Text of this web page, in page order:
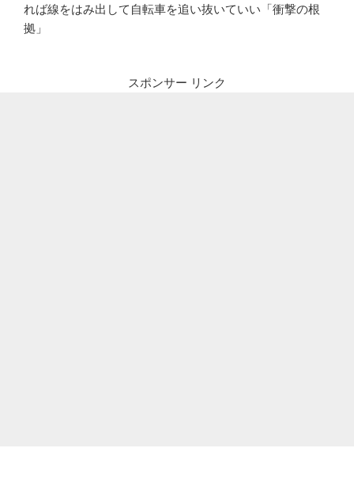
れば線をはみ出して自転車を追い抜いていい「衝撃の根
拠」
スポンサー リンク